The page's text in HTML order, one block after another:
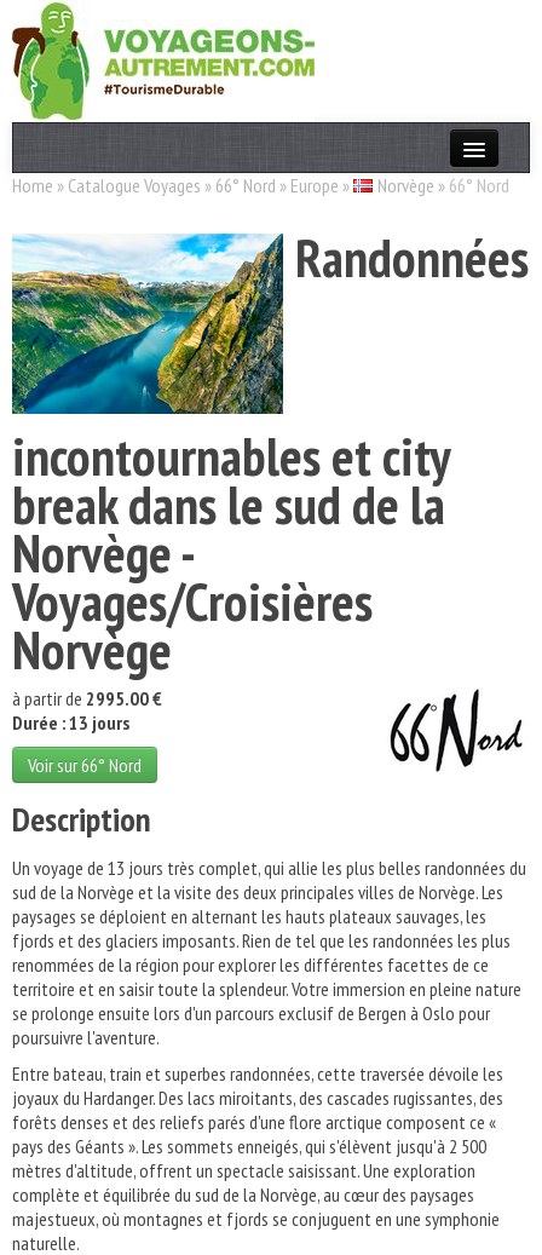
Actualités
T. Responsable
Destinations
Acteurs
Thèmes
OK
Home » Catalogue Voyages » 66° Nord » Europe » Norvège » 66° Nord
Randonnées
incontournables et city
break dans le sud de la
Norvège -
Voyages/Croisières
Norvège
à partir de 2995.00 €
Durée : 13 jours
Voir sur 66° Nord
Description
Un voyage de 13 jours très complet, qui allie les plus belles randonnées du
sud de la Norvège et la visite des deux principales villes de Norvège. Les
paysages se déploient en alternant les hauts plateaux sauvages, les
fjords et des glaciers imposants. Rien de tel que les randonnées les plus
renommées de la région pour explorer les différentes facettes de ce
territoire et en saisir toute la splendeur. Votre immersion en pleine nature
se prolonge ensuite lors d'un parcours exclusif de Bergen à Oslo pour
poursuivre l'aventure.
Entre bateau, train et superbes randonnées, cette traversée dévoile les
joyaux du Hardanger. Des lacs miroitants, des cascades rugissantes, des
forêts denses et des reliefs parés d'une flore arctique composent ce «
pays des Géants ». Les sommets enneigés, qui s'élèvent jusqu'à 2 500
mètres d'altitude, offrent un spectacle saisissant. Une exploration
complète et équilibrée du sud de la Norvège, au cœur des paysages
majestueux, où montagnes et fjords se conjuguent en une symphonie
naturelle.